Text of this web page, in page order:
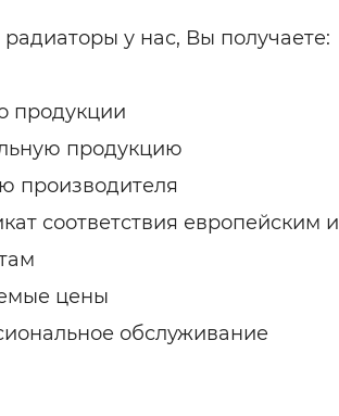
радиаторы у нас, Вы получаете:
продукции
продукцию
производителя
соответствия европейским
цены
обслуживание